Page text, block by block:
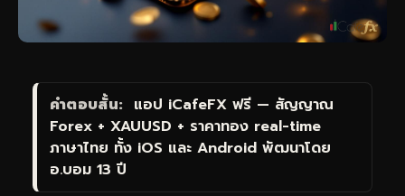
คำตอบสั้น: แอป iCafeFX ฟรี — สัญญาณ
Forex + XAUUSD + ราคาทอง real-time
ภาษาไทย ทั้ง iOS และ Android พัฒนาโดย
อ.บอม 13 ปี